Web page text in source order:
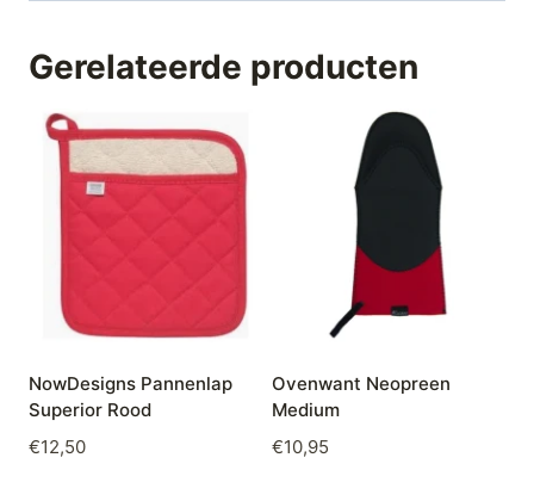
Gerelateerde producten
NowDesigns Pannenlap
Superior Rood
€12,50
Ovenwant Neopreen
Medium
€10,95